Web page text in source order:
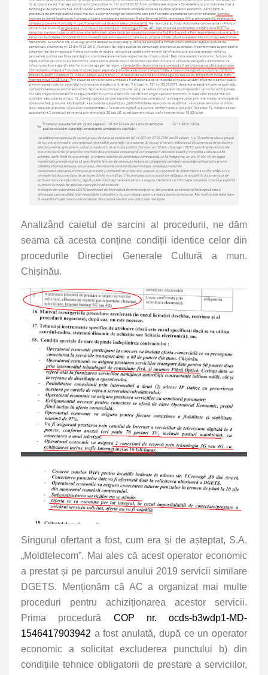
Analizând caietul de sarcini al procedurii, ne dăm
seama că acesta conține condiții identice celor din
procedurile Direcției Generale Cultură a mun.
Chișinău.
Singurul ofertant a fost, cum era și de așteptat, S.A.
„Moldtelecom”. Mai ales că acest operator economic
a prestat și pe parcursul anului 2019 servicii similare
DGETS. Menționăm că AC a organizat mai multe
proceduri pentru achiziționarea acestor servicii.
Prima procedură COP nr. ocds-b3wdp1-MD-
1546417903942 a fost anulată, după ce un operator
economic a solicitat excluderea punctului b) din
condițiile tehnice obligatorii de prestare a serviciilor,